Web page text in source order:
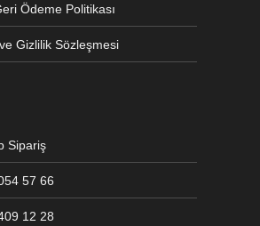
Ödeme Politikası
ve Gizlilik Sözleşmesi
Sipariş
57 66
12 28